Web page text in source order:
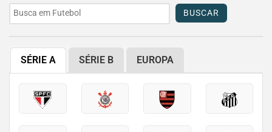
BUSCAR
SÉRIE A SÉRIE B EUROPA